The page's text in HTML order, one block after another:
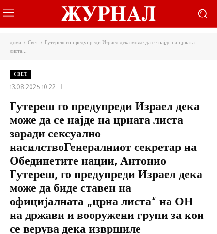
дома Свет
Гутереш го предупреди Израел дека може да се најде на црната
листа...
СВЕТ
13.08.2025 10:22
Гутереш го предупреди Израел дека
може да се најде на црната листа
заради сексуално
насилствоГенералниот секретар на
Обединетите нации, Антонио
Гутереш, го предупреди Израел дека
може да биде ставен на
официјалната „црна листа“ на ОН
на држави и вооружени групи за кои
се верува дека извршиле